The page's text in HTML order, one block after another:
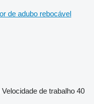
de adubo rebocável
Velocidade de trabalho 40